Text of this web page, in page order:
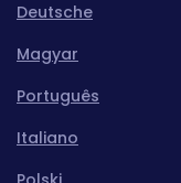
Deutsche
Magyar
Português
Italiano